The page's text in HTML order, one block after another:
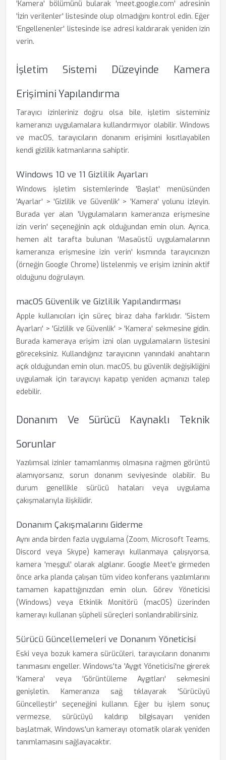
'Kamera' bölümünü bularak 'meet.google.com' adresinin
'İzin verilenler' listesinde olup olmadığını kontrol edin. Eğer
'Engellenenler' listesinde ise adresi kaldırarak yeniden izin
verin.
İşletim Sistemi Düzeyinde Kamera
Erişimini Yapılandırma
Tarayıcı izinleriniz doğru olsa bile, işletim sisteminiz
kameranızı uygulamalara kullandırmıyor olabilir. Windows
ve macOS, tarayıcıların donanım erişimini kısıtlayabilen
kendi gizlilik katmanlarına sahiptir.
Windows 10 ve 11 Gizlilik Ayarları
Windows işletim sistemlerinde 'Başlat' menüsünden
'Ayarlar' > 'Gizlilik ve Güvenlik' > 'Kamera' yolunu izleyin.
Burada yer alan 'Uygulamaların kameranıza erişmesine
izin verin' seçeneğinin açık olduğundan emin olun. Ayrıca,
hemen alt tarafta bulunan 'Masaüstü uygulamalarının
kameranıza erişmesine izin verin' kısmında tarayıcınızın
(örneğin Google Chrome) listelenmiş ve erişim izninin aktif
olduğunu doğrulayın.
macOS Güvenlik ve Gizlilik Yapılandırması
Apple kullanıcıları için süreç biraz daha farklıdır. 'Sistem
Ayarları' > 'Gizlilik ve Güvenlik' > 'Kamera' sekmesine gidin.
Burada kameraya erişim izni olan uygulamaların listesini
göreceksiniz. Kullandığınız tarayıcının yanındaki anahtarın
açık olduğundan emin olun. macOS, bu güvenlik değişikliğini
uygulamak için tarayıcıyı kapatıp yeniden açmanızı talep
edebilir.
Donanım Ve Sürücü Kaynaklı Teknik
Sorunlar
Yazılımsal izinler tamamlanmış olmasına rağmen görüntü
alamıyorsanız, sorun donanım seviyesinde olabilir. Bu
durum genellikle sürücü hataları veya uygulama
çakışmalarıyla ilişkilidir.
Donanım Çakışmalarını Giderme
Aynı anda birden fazla uygulama (Zoom, Microsoft Teams,
Discord veya Skype) kamerayı kullanmaya çalışıyorsa,
kamera 'meşgul' olarak algılanır. Google Meet'e girmeden
önce arka planda çalışan tüm video konferans yazılımlarını
tamamen kapattığınızdan emin olun. Görev Yöneticisi
(Windows) veya Etkinlik Monitörü (macOS) üzerinden
kamerayı kullanan şüpheli süreçleri sonlandırabilirsiniz.
Sürücü Güncellemeleri ve Donanım Yöneticisi
Eski veya bozuk kamera sürücüleri, tarayıcıların donanımı
tanımasını engeller. Windows'ta 'Aygıt Yöneticisi'ne girerek
'Kamera' veya 'Görüntüleme Aygıtları' sekmesini
genişletin. Kameranıza sağ tıklayarak 'Sürücüyü
Güncelleştir' seçeneğini kullanın. Eğer bu işlem sonuç
vermezse, sürücüyü kaldırıp bilgisayarı yeniden
başlatmak, Windows'un kamerayı otomatik olarak yeniden
tanımlamasını sağlayacaktır.